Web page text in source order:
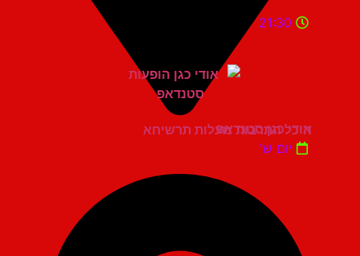
היכל התרבות מעלות תרשיחא
21:30
אודי כגן סטנדאפ
יום ש'